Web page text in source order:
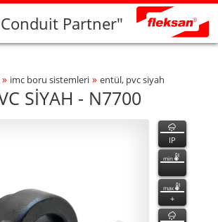
Partner"
Navigation
» imc boru si̇stemleri̇ » entül, pvc si̇yah
SİYAH - N7700
özellikler
IP
min
max
+